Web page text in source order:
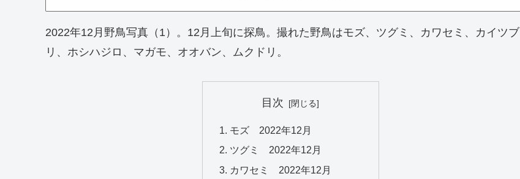
2022年12月野鳥写真（1）。12月上旬に探鳥。撮れた野鳥はモズ、ツグミ、カワセミ、カイツブ
リ、ホシハジロ、マガモ、オオバン、ムクドリ。
目次
モズ 2022年12月
ツグミ 2022年12月
カワセミ 2022年12月